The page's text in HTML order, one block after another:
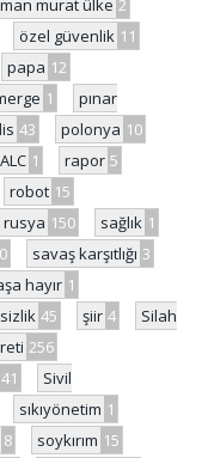
murat ülke 2
özel güvenlik 11
papa 12
1
pınar
43 polonya 10
1 rapor 5
robot 15
rusya 150 sağlık 1
savaş karşıtlığı 3
hayır 1
45 şiir 4
Silah
256
41
Sivil
sıkıyönetim 1
8 soykırım 15